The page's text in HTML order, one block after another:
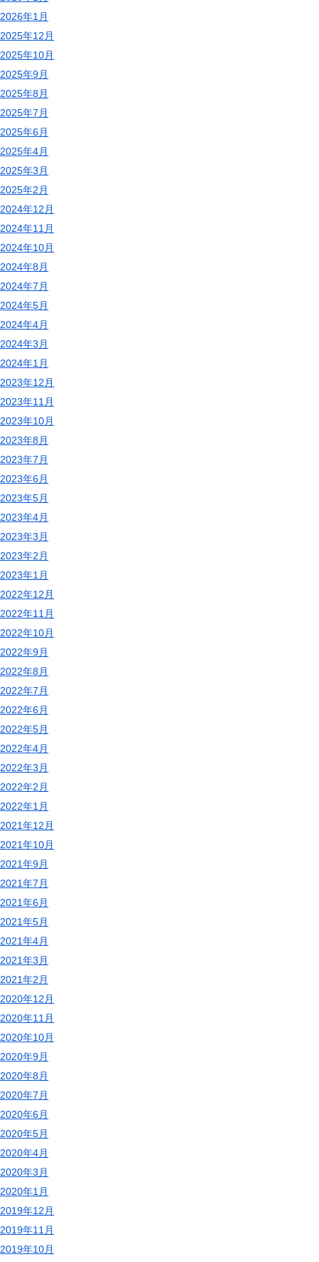
2026年1月
2025年12月
2025年10月
2025年9月
2025年8月
2025年7月
2025年6月
2025年4月
2025年3月
2025年2月
2024年12月
2024年11月
2024年10月
2024年8月
2024年7月
2024年5月
2024年4月
2024年3月
2024年1月
2023年12月
2023年11月
2023年10月
2023年8月
2023年7月
2023年6月
2023年5月
2023年4月
2023年3月
2023年2月
2023年1月
2022年12月
2022年11月
2022年10月
2022年9月
2022年8月
2022年7月
2022年6月
2022年5月
2022年4月
2022年3月
2022年2月
2022年1月
2021年12月
2021年10月
2021年9月
2021年7月
2021年6月
2021年5月
2021年4月
2021年3月
2021年2月
2020年12月
2020年11月
2020年10月
2020年9月
2020年8月
2020年7月
2020年6月
2020年5月
2020年4月
2020年3月
2020年1月
2019年12月
2019年11月
2019年10月